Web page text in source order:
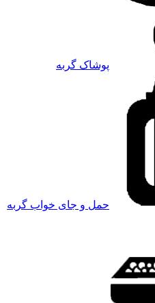
پوشاک گربه
حمل و جای خواب گربه